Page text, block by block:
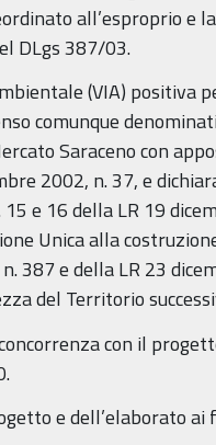
all’esproprio
DLgs 387/03.
(VIA) positiva
comunque
Saraceno con
2002, n. 37, e
e 16 della LR 19
Unica alla
387 e della LR 23
del Territorio
con il
e dell’elaborato